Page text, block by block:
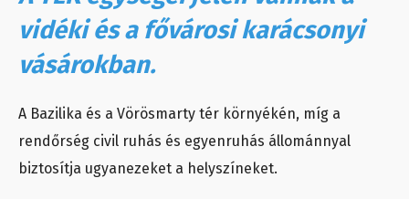
vidéki és a fővárosi karácsonyi
vásárokban.
A Bazilika és a Vörösmarty tér környékén, míg a
rendőrség civil ruhás és egyenruhás állománnyal
biztosítja ugyanezeket a helyszíneket.